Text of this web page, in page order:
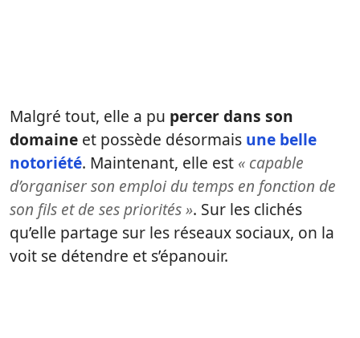
Malgré tout, elle a pu percer dans son
domaine et possède désormais une belle
notoriété. Maintenant, elle est « capable
d’organiser son emploi du temps en fonction de
son fils et de ses priorités ». Sur les clichés
qu’elle partage sur les réseaux sociaux, on la
voit se détendre et s’épanouir.